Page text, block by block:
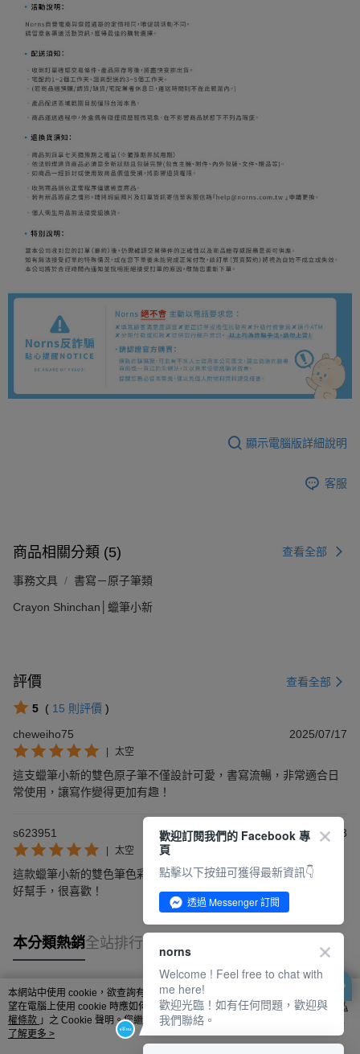
顯示電腦版詳細說明
客服
商品相關分類 (5) 查看全部
事務文具 書寫－原子筆類
Crayon Shinchan│蠟筆小新
評價 查看全部
5 ( 15 則評價 )
cheweiho75
2025/07/17
太空
這支蠟筆小新的雙色原子筆不僅設計可愛，書寫流暢，非常適合日
常使用，讓寫作變得更加有趣！
s623951 2025/06/08
太空
這款蠟筆小新的雙色筆色彩鮮豔，書寫流暢，實在是學習與創作的
好幫手，很喜歡！
本分類熱銷全站排行
熱門標籤
本網站中使用 cookie，欲查詢有關本網站使用 cookie 方式之詳情，及若您不希
望在電腦上使用 cookie 時應如何變更電腦的 cookie 設定，請參閱本網站「
隱私
權條款 」之 Cookie 聲明。您繼續使用本網站即表示您同意本公司得按本網站使
用條款之 Cookie 聲明使用 cookie。
了解更多 >
歡迎訂閱我們的 Facebook 專
頁
點擊以下按鈕可獲得最新資訊👇
透過 Messenger 訂閱
norns
Welcome ! Feel free to chat with
me here!
歡迎光臨！如有任何問題，歡迎與
我們聯絡。